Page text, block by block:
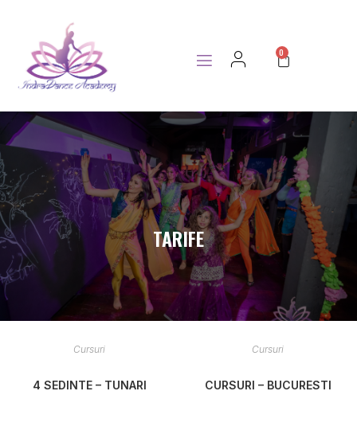
0
TARIFE
Cursuri
4 SEDINTE – TUNARI
Cursuri
CURSURI – BUCURESTI